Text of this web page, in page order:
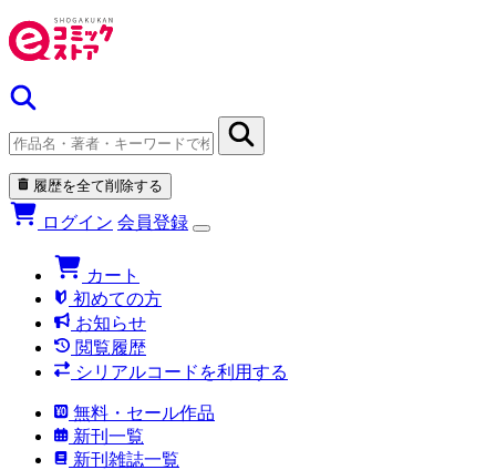
履歴を全て削除する
ログイン 会員登録
カート
初めての方
お知らせ
閲覧履歴
シリアルコードを利用する
無料・セール作品
新刊一覧
新刊雑誌一覧